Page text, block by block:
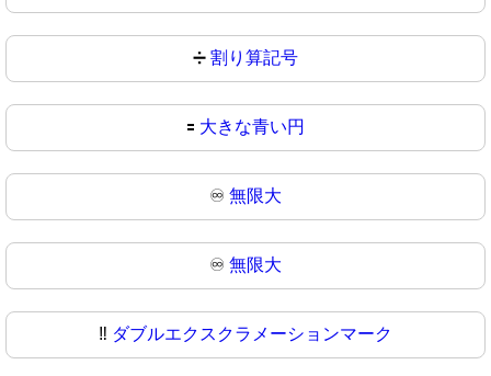
➗ 割り算記号
🟰 大きな青い円
♾️ 無限大
♾ 無限大
‼️ ダブルエクスクラメーションマーク